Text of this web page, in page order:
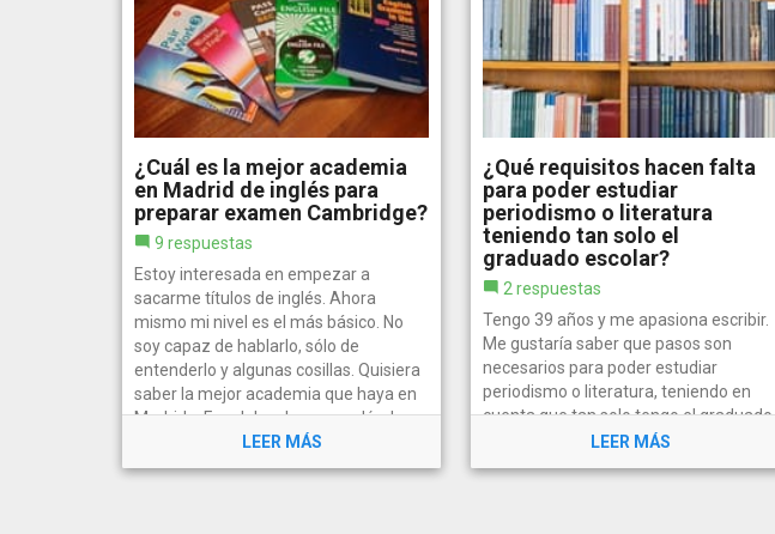
LEER MÁS
¿Cuál es la mejor academia
en Madrid de inglés para
preparar examen Cambridge?
9 respuestas
Estoy interesada en empezar a
sacarme títulos de inglés. Ahora
mismo mi nivel es el más básico. No
soy capaz de hablarlo, sólo de
entenderlo y algunas cosillas. Quisiera
saber la mejor academia que haya en
Madrid o Fuenlabrada que es dónde
LEER MÁS
¿Qué requisitos hacen falta
para poder estudiar
periodismo o literatura
teniendo tan solo el
graduado escolar?
2 respuestas
Tengo 39 años y me apasiona escribir.
Me gustaría saber que pasos son
necesarios para poder estudiar
periodismo o literatura, teniendo en
cuenta que tan solo tengo el graduado
escolar. Quisiera saber que tendría que